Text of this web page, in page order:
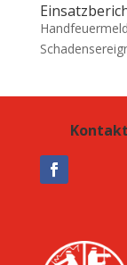
Kontakt